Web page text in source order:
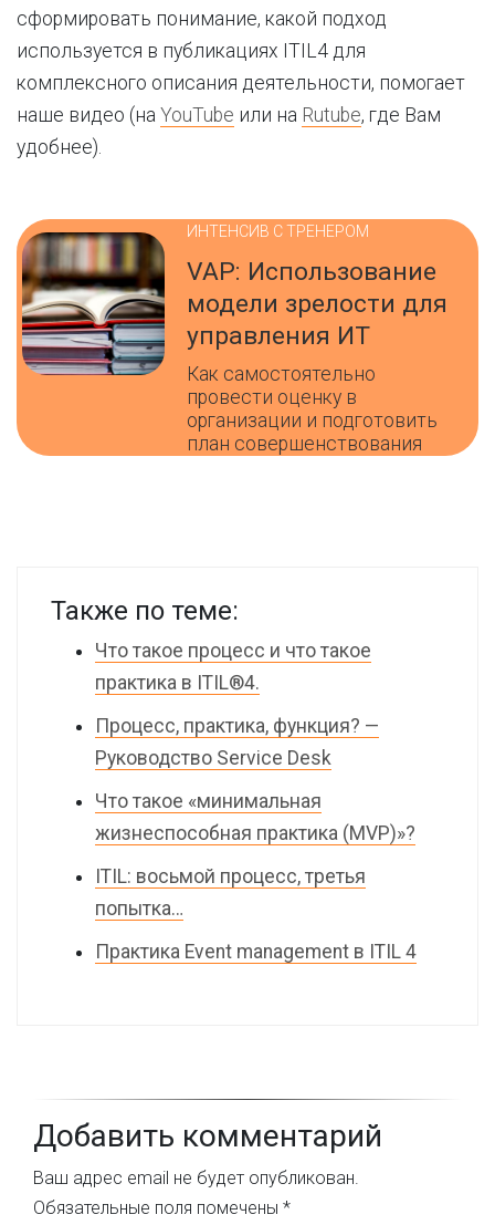
сформировать понимание, какой подход
используется в публикациях ITIL4 для
комплексного описания деятельности, помогает
наше видео (на YouTube или на Rutube, где Вам
удобнее).
ИНТЕНСИВ С ТРЕНЕРОМ
VAP: Использование
модели зрелости для
управления ИТ
Как самостоятельно
провести оценку в
организации и подготовить
план совершенствования
Также по теме:
Что такое процесс и что такое
практика в ITIL®4.
Процесс, практика, функция? —
Руководство Service Desk
Что такое «минимальная
жизнеспособная практика (MVP)»?
ITIL: восьмой процесс, третья
попытка…
Практика Event management в ITIL 4
Добавить комментарий
Ваш адрес email не будет опубликован.
Обязательные поля помечены *